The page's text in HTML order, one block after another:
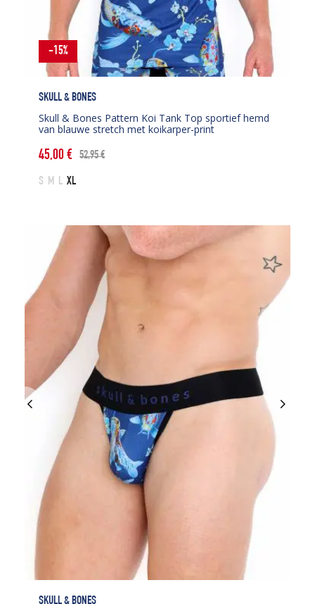
SKULL & BONES
Skull & Bones Pattern Koi Tank Top sportief hemd
van blauwe stretch met koikarper-print
52,95€
Oorspronkelijke
prijs
45,00€
Huidige
prijs
S M L XL
-15%